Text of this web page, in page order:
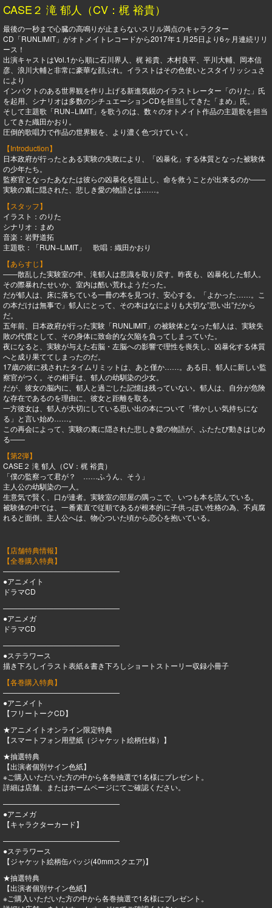
CASE２ 滝 郁人（CV：梶 裕貴）
最後の一秒まで心臓の高鳴りが止まらないスリル満点のキャラクター
CD「RUNLIMIT」がオトメイトレコードから2017年１月25日より6ヶ月連続リリ
ース！
出演キャストはVol.1から順に石川界人、梶 裕貴、木村良平、平川大輔、岡本信
彦、浪川大輔と非常に豪華な顔ぶれ。イラストはその色使いとスタイリッシュさ
により
インパクトのある世界観を作り上げる新進気鋭のイラストレーター「のりた」氏
を起用、シナリオは多数のシチュエーションCDを担当してきた「まめ」氏。
そして主題歌「RUN−LIMIT」を歌うのは、数々のオトメイト作品の主題歌を担当
してきた織田かおり。
圧倒的歌唱力で作品の世界観を、より濃く色づけていく。
【Introduction】
日本政府が行ったとある実験の失敗により、「凶暴化」する体質となった被験体
の少年たち。
監察官となったあなたは彼らの凶暴化を阻止し、命を救うことが出来るのか――
実験の裏に隠された、悲しき愛の物語とは……。
【スタッフ】
イラスト：のりた
シナリオ：まめ
音楽：岩野道拓
主題歌：「RUN−LIMIT」 歌唱：織田かおり
【あらすじ】
――散乱した実験室の中、滝郁人は意識を取り戻す。昨夜も、凶暴化した郁人。
その際暴れたせいか、室内は酷い荒れようだった。
だが郁人は、床に落ちている一冊の本を見つけ、安心する。「よかった……。こ
の本だけは無事で」郁人にとって、その本はなによりも大切な”思い出”だから
だ。
五年前、日本政府が行った実験「RUNLIMIT」の被験体となった郁人は、実験失
敗の代償として、その身体に致命的な欠陥を負ってしまっていた。
夜になると、実験が与えた右脳・左脳への影響で理性を喪失し、凶暴化する体質
へと成り果ててしまったのだ。
17歳の彼に残されたタイムリミットは、あと僅か……。ある日、郁人に新しい監
察官がつく。その相手は、郁人の幼馴染の少女。
だが、彼女の脳内に、郁人と過ごした記憶は残っていない。郁人は、自分が危険
な存在であるのを理由に、彼女と距離を取る。
一方彼女は、郁人が大切にしている思い出の本について「懐かしい気持ちにな
る」と言い始め……。
この再会によって、実験の裏に隠された悲しき愛の物語が、ふたたび動きはじめ
る――
【第2弾】
CASE２ 滝 郁人（CV：梶 裕貴）
「僕の監察って君が？ ……ふうん、そう」
主人公の幼馴染の一人。
生意気で賢く、口が達者。実験室の部屋の隅っこで、いつも本を読んでいる。
被験体の中では、一番素直で従順であるが根本的に子供っぽい性格の為、不貞腐
れると面倒。主人公へは、物心ついた頃から恋心を抱いている。
【店舗特典情報】
【全巻購入特典】
————————————————
●アニメイト
ドラマCD
————————————————
●アニメガ
ドラマCD
————————————————
●ステラワース
描き下ろしイラスト表紙＆書き下ろしショートストーリー収録小冊子
【各巻購入特典】
————————————————
●アニメイト
【フリートークCD】
★アニメイトオンライン限定特典
【スマートフォン用壁紙（ジャケット絵柄仕様）】
★抽選特典
【出演者個別サイン色紙】
※ご購入いただいた方の中から各巻抽選で1名様にプレゼント。
詳細は店舗、またはホームページにてご確認ください。
————————————————
●アニメガ
【キャラクターカード】
————————————————
●ステラワース
【ジャケット絵柄缶バッジ(40mmスクエア)】
★抽選特典
【出演者個別サイン色紙】
※ご購入いただいた方の中から各巻抽選で1名様にプレゼント。